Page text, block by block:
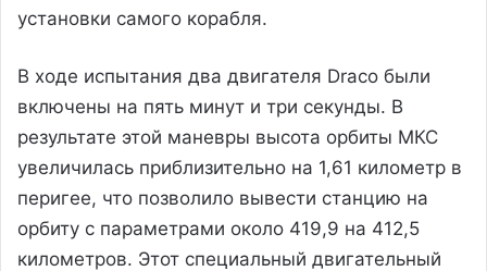
установки самого корабля.
В ходе испытания два двигателя Draco были
включены на пять минут и три секунды. В
результате этой маневры высота орбиты МКС
увеличилась приблизительно на 1,61 километр в
перигее, что позволило вывести станцию на
орбиту с параметрами около 419,9 на 412,5
километров. Этот специальный двигательный